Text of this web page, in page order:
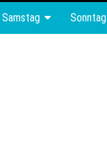
Samstag Sonntag